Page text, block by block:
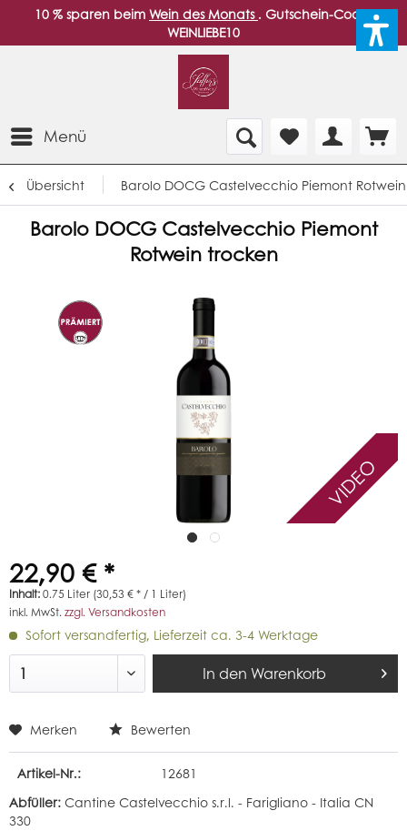
10 % sparen beim Wein des Monats . Gutschein-Code:
WEINLIEBE10
Menü
Übersicht Barolo DOCG Castelvecchio Piemont
Barolo DOCG Castelvecchio Piemont
Rotwein trocken
VIDEO
22,90 € *
Inhalt:0.75 Liter (30,53 € * / 1 Liter)
inkl. MwSt. zzgl. Versandkosten
Sofort versandfertig, Lieferzeit ca. 3-4 Werktage
In den Warenkorb
Merken Bewerten
Artikel-Nr.:
12681
Abfüller: Cantine Castelvecchio s.r.l. - Farigliano - Italia CN
330